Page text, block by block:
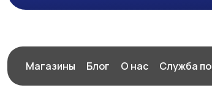
Магазины Блог О нас Служба